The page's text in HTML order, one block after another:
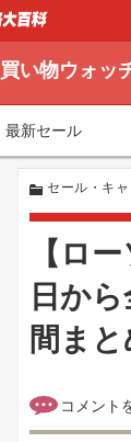
買い物ウォッ
最新セール
セール・キ
【ロ
日か
間まと